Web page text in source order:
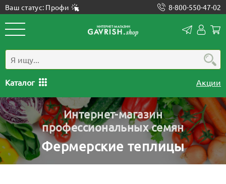
Ваш статус: Профи 8-800-550-47-02
Каталог Акции
Интернет-магазин
профессиональных семян
Фермерские теплицы